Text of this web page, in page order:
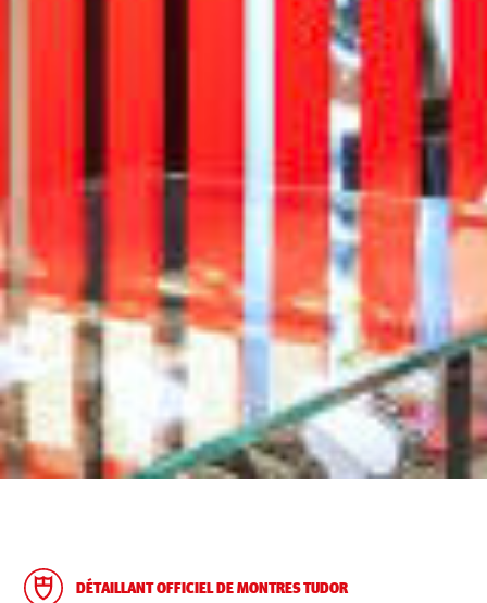
DÉTAILLANT OFFICIEL DE MONTRES TUDOR